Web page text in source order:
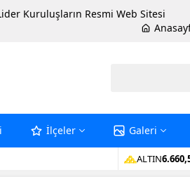
Kuruluşların Resmi Web Sitesi
İlçeler Galeri
ALTIN